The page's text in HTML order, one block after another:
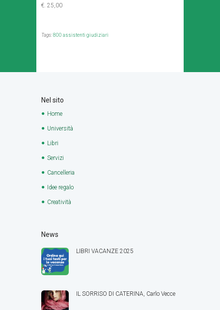
€. 25,00
Tags:800 assistenti giudiziari
Nel sito
Home
Università
Libri
Servizi
Cancelleria
Idee regalo
Creatività
News
LIBRI VACANZE 2025
IL SORRISO DI CATERINA, Carlo Vecce